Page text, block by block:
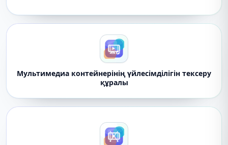
Мультимедиа контейнерінің үйлесімділігін тексеру
құралы